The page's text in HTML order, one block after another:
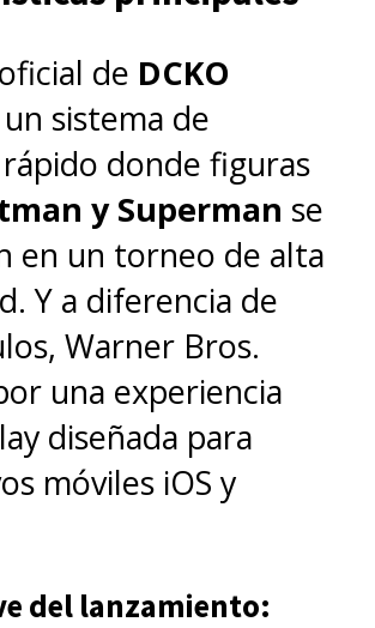
original, Reeves se
potente elenco de
por Ben
como Sonic, Idris
Knuckles yColleen
como Tails,
los personajes
conJames Marsden
Wachowski,Tika
como Maddie
y
Stone.
de DCKO
sistema de
donde figuras
y Superman se
en un torneo de alta
Y a diferencia de
Warner Bros.
una experiencia
diseñada para
móviles iOS y
del lanzamiento: